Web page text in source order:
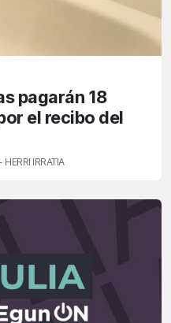
pagarán 18
el recibo del
IRRATIA